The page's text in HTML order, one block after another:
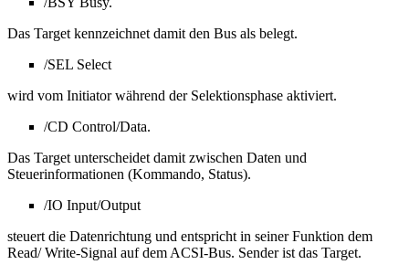
Das Target kennzeichnet damit den Bus als belegt.
/SEL Select
wird vom Initiator während der Selektionsphase aktiviert.
/CD Control/Data.
Das Target unterscheidet damit zwischen Daten und
Steuerinformationen (Kommando, Status).
/IO Input/Output
steuert die Datenrichtung und entspricht in seiner Funktion dem
Read/ Write-Signal auf dem ACSI-Bus. Sender ist das Target.